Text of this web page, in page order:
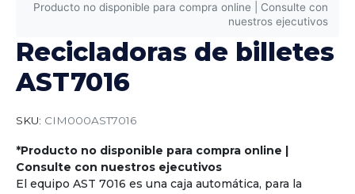
Producto no disponible para compra online | Consulte con
nuestros ejecutivos
Recicladoras de billetes
AST7016
SKU: CIM000AST7016
*Producto no disponible para compra online |
Consulte con nuestros ejecutivos
El equipo AST 7016 es una caja automática, para la